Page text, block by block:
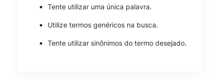
Tente utilizar uma única palavra.
Utilize termos genéricos na busca.
Tente utilizar sinônimos do termo desejado.